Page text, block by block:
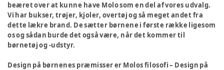
beæret over at kunne have Molo som en del af vores udvalg.
Vi har bukser, trøjer, kjoler, overtøj og så meget andet fra
dette lækre brand. De sætter børnene i første række ligesom
os og sådan burde det også være, når det kommer til
børnetøj og -udstyr.
Design på børnenes præmisser er Molos filosofi – Design på